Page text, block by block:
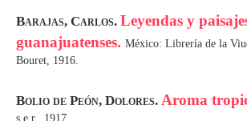
Barajas, Carlos. Leyendas y
guanajuatenses. México: Librería de la
Bouret, 1916.
Bolio de Peón, Dolores. Aroma
s.e.r., 1917.